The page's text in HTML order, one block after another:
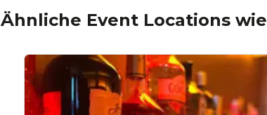
Ähnliche Event Locations wie